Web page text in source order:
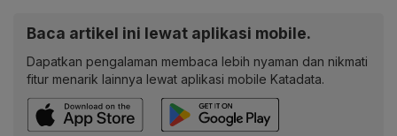
Baca artikel ini lewat aplikasi mobile.
Dapatkan pengalaman membaca lebih nyaman dan nikmati
fitur menarik lainnya lewat aplikasi mobile Katadata.